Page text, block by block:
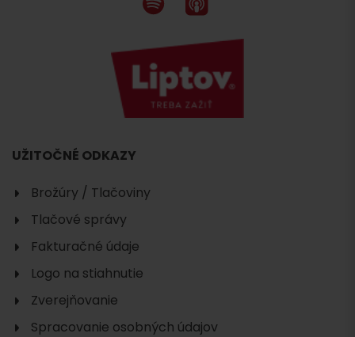
UŽITOČNÉ ODKAZY
Brožúry / Tlačoviny
Tlačové správy
Fakturačné údaje
Logo na stiahnutie
Zverejňovanie
Spracovanie osobných údajov